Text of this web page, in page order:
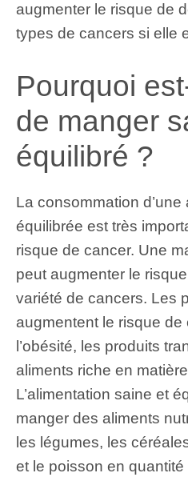
augmenter le risque de
types de cancers si elle
Pourquoi
de manger
équilibré ?
La consommation
équilibrée est très
risque de cancer. Une
peut augmenter le
variété de cancers. Les
augmentent le risque de
l’obésité, les produits
aliments riche en
L’alimentation saine et
manger des aliments
les légumes, les
et le poisson en